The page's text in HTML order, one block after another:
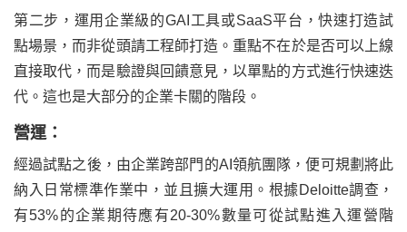
第二步，運用企業級的GAI工具或SaaS平台，快速打造試
點場景，而非從頭請工程師打造。重點不在於是否可以上線
直接取代，而是驗證與回饋意見，以單點的方式進行快速迭
代。這也是大部分的企業卡關的階段。
營運：
經過試點之後，由企業跨部門的AI領航團隊，便可規劃將此
納入日常標準作業中，並且擴大運用。根據Deloitte調查，
有53%的企業期待應有20-30%數量可從試點進入運營階